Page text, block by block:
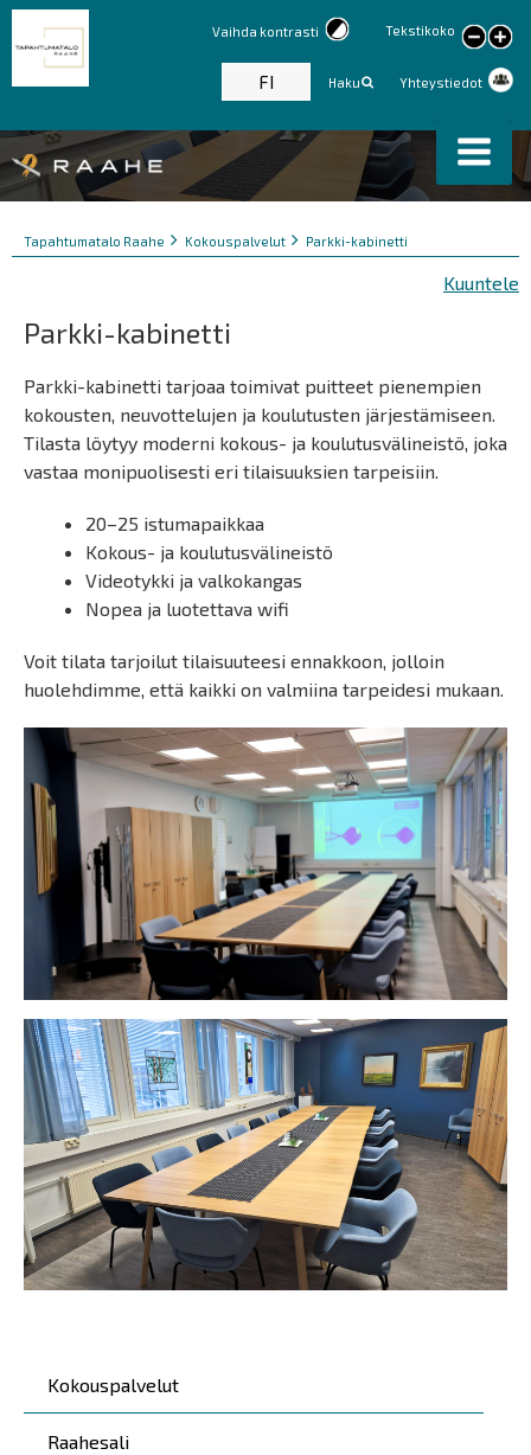
Tekstikoko
text
Vaihda kontrasti
Haku Yhteystiedot
FI
Murupolku
You
Tapahtumatalo Raahe Kokouspalvelut Parkki-kabinetti
Kuuntele
Päävalikko
Kokouspalvelut
Raahesali
Parkki-kabinetti
Parkki-kabinetti tarjoaa toimivat puitteet pienempien
kokousten, neuvottelujen ja koulutusten järjestämiseen.
Tilasta löytyy moderni kokous- ja koulutusvälineistö, joka
vastaa monipuolisesti eri tilaisuuksien tarpeisiin.
20–25 istumapaikkaa
Kokous- ja koulutusvälineistö
Videotykki ja valkokangas
Nopea ja luotettava wifi
Voit tilata tarjoilut tilaisuuteesi ennakkoon, jolloin
huolehdimme, että kaikki on valmiina tarpeidesi mukaan.